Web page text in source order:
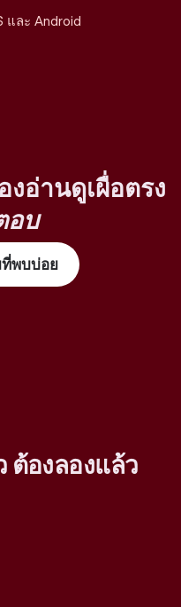
และ Android
อ่านดูเผื่อตรง
อบ
พบบ่อย
ต้องลองแล้ว